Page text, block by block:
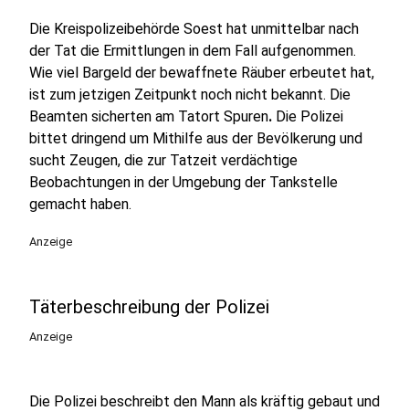
Die Kreispolizeibehörde Soest hat unmittelbar nach
der Tat die Ermittlungen in dem Fall aufgenommen.
Wie viel Bargeld der bewaffnete Räuber erbeutet hat,
ist zum jetzigen Zeitpunkt noch nicht bekannt. Die
Beamten sicherten am Tatort Spuren. Die Polizei
bittet dringend um Mithilfe aus der Bevölkerung und
sucht Zeugen, die zur Tatzeit verdächtige
Beobachtungen in der Umgebung der Tankstelle
gemacht haben.
Anzeige
Täterbeschreibung der Polizei
Anzeige
Die Polizei beschreibt den Mann als kräftig gebaut und